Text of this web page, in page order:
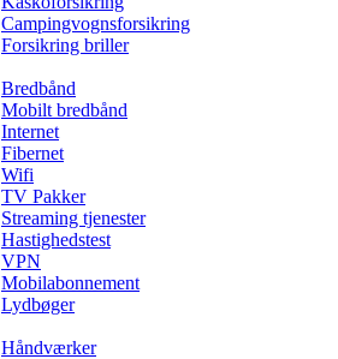
Campingvognsforsikring
Forsikring briller
Bredbånd
Mobilt bredbånd
Internet
Fibernet
Wifi
TV Pakker
Streaming tjenester
Hastighedstest
VPN
Mobilabonnement
Lydbøger
Håndværker